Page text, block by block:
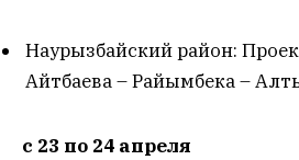
Наурызбайский район:
Айтбаева – Райымбека –
с 23 по 24 апреля